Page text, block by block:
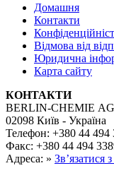
Домашня
Контакти
Відмова від
Юридична
Карта сайту
КОНТАКТИ
BERLIN-CHEMIE AG
02098 Київ - Україна
Телефон: +380 44 494
Факс: +380 44 494
Адреса: » Зв’язатися